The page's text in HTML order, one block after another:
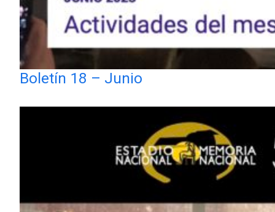
Boletín 18 – Junio